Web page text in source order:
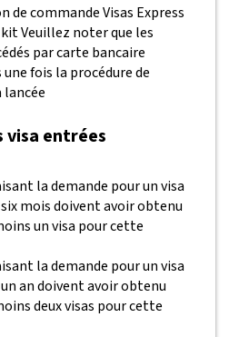
de commande Visas Express
kitVeuillez noter que les
par carte bancaire
fois la procédure de
lancée
visa entrées
la demande pour un visa
mois doivent avoir obtenu
un visa pour cette
la demande pour un visa
an doivent avoir obtenu
deux visas pour cette